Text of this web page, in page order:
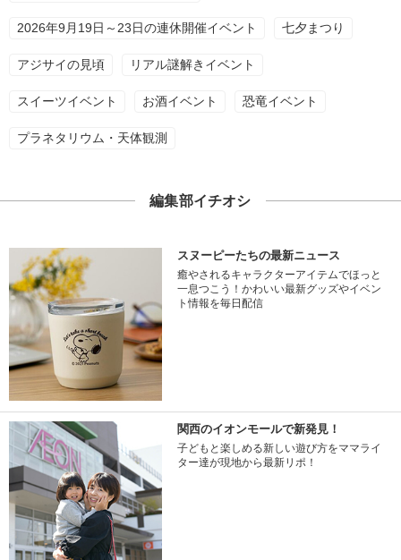
2026年9月19日～23日の連休開催イベント 七夕まつり
アジサイの見頃 リアル謎解きイベント
スイーツイベント お酒イベント 恐竜イベント
プラネタリウム・天体観測
編集部イチオシ
スヌーピーたちの最新ニュース
癒やされるキャラクターアイテムでほっと
一息つこう！かわいい最新グッズやイベン
ト情報を毎日配信
関西のイオンモールで新発見！
子どもと楽しめる新しい遊び方をママライ
ター達が現地から最新リポ！